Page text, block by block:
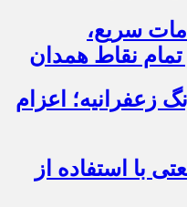
سریع،
نقاط همدان
زعفرانیه؛ اعزام
با استفاده از